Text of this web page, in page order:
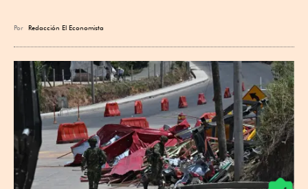
Por Redacción El Economista